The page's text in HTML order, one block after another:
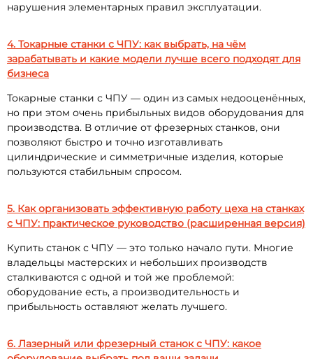
нарушения элементарных правил эксплуатации.
4. Токарные станки с ЧПУ: как выбрать, на чём
зарабатывать и какие модели лучше всего подходят для
бизнеса
Токарные станки с ЧПУ — один из самых недооценённых,
но при этом очень прибыльных видов оборудования для
производства. В отличие от фрезерных станков, они
позволяют быстро и точно изготавливать
цилиндрические и симметричные изделия, которые
пользуются стабильным спросом.
5. Как организовать эффективную работу цеха на станках
с ЧПУ: практическое руководство (расширенная версия)
Купить станок с ЧПУ — это только начало пути. Многие
владельцы мастерских и небольших производств
сталкиваются с одной и той же проблемой:
оборудование есть, а производительность и
прибыльность оставляют желать лучшего.
6. Лазерный или фрезерный станок с ЧПУ: какое